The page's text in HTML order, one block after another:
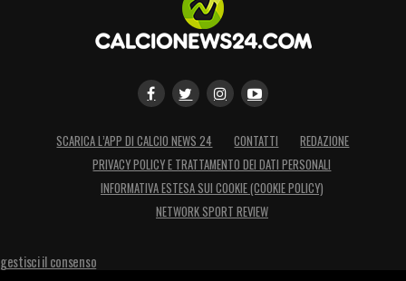
SCARICA L’APP DI CALCIO NEWS 24 CONTATTI
REDAZIONE
PRIVACY POLICY E TRATTAMENTO DEI DATI PERSONALI
INFORMATIVA ESTESA SUI COOKIE (COOKIE POLICY)
NETWORK SPORT REVIEW
gestisci il consenso